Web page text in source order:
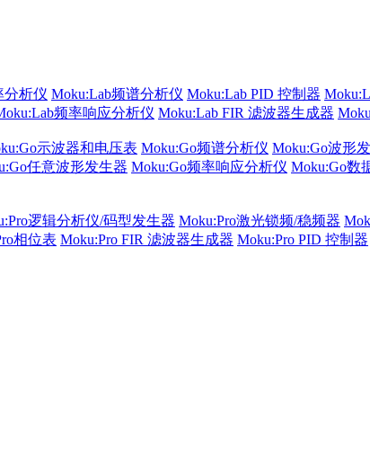
分析仪 Moku:Lab频谱分析仪 Moku:Lab PID 控制器
频率响应分析仪 Moku:Lab FIR 滤波器生成器
示波器和电压表 Moku:Go频谱分析仪 Moku:Go波形
任意波形发生器 Moku:Go频率响应分析仪 Moku:Go数
逻辑分析仪/码型发生器 Moku:Pro激光锁频/稳频器
相位表 Moku:Pro FIR 滤波器生成器 Moku:Pro PID 控制器